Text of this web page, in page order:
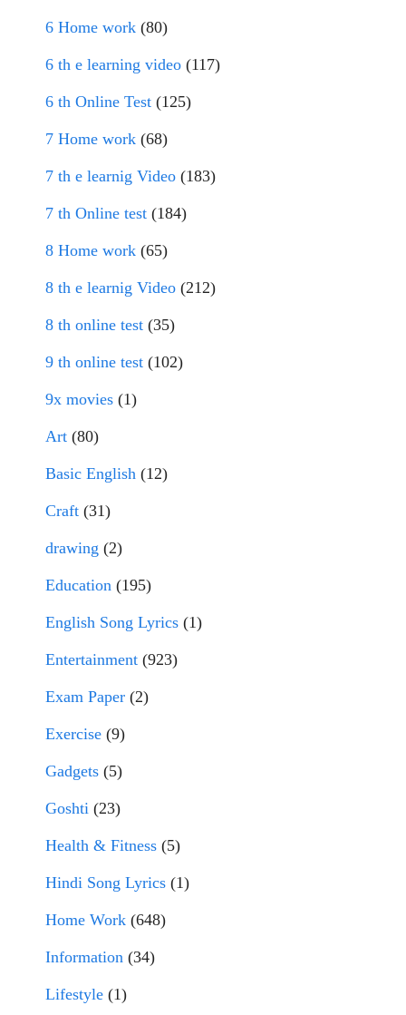
6 Home work (80)
6 th e learning video (117)
6 th Online Test (125)
7 Home work (68)
7 th e learnig Video (183)
7 th Online test (184)
8 Home work (65)
8 th e learnig Video (212)
8 th online test (35)
9 th online test (102)
9x movies (1)
Art (80)
Basic English (12)
Craft (31)
drawing (2)
Education (195)
English Song Lyrics (1)
Entertainment (923)
Exam Paper (2)
Exercise (9)
Gadgets (5)
Goshti (23)
Health & Fitness (5)
Hindi Song Lyrics (1)
Home Work (648)
Information (34)
Lifestyle (1)